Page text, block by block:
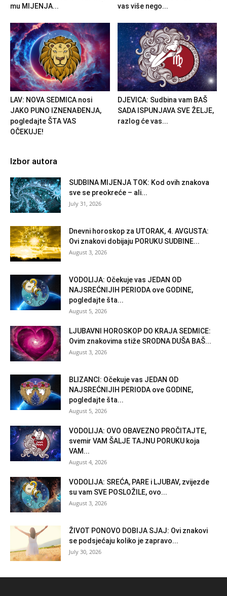
mu MIJENJA...
vas više nego...
LAV: NOVA SEDMICA nosi
JAKO PUNO IZNENAĐENJA,
pogledajte ŠTA VAS
OČEKUJE!
DJEVICA: Sudbina vam BAŠ
SADA ISPUNJAVA SVE ŽELJE,
razlog će vas...
Izbor autora
SUDBINA MIJENJA TOK: Kod ovih znakova
sve se preokreće – ali...
July 31, 2026
Dnevni horoskop za UTORAK, 4. AVGUSTA:
Ovi znakovi dobijaju PORUKU SUDBINE...
August 3, 2026
VODOLIJA: Očekuje vas JEDAN OD
NAJSREĆNIJIH PERIODA ove GODINE,
pogledajte šta...
August 5, 2026
LJUBAVNI HOROSKOP DO KRAJA SEDMICE:
Ovim znakovima stiže SRODNA DUŠA BAŠ...
August 3, 2026
BLIZANCI: Očekuje vas JEDAN OD
NAJSREĆNIJIH PERIODA ove GODINE,
pogledajte šta...
August 5, 2026
VODOLIJA: OVO OBAVEZNO PROČITAJTE,
svemir VAM ŠALJE TAJNU PORUKU koja
VAM...
August 4, 2026
VODOLIJA: SREĆA, PARE i LJUBAV, zvijezde
su vam SVE POSLOŽILE, ovo...
August 3, 2026
ŽIVOT PONOVO DOBIJA SJAJ: Ovi znakovi
se podsjećaju koliko je zapravo...
July 30, 2026